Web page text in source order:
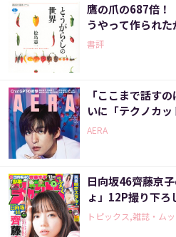
鷹の爪の687倍
うやって作られた
書評
「ここまで話す
いに「テクノカ
AERA
日向坂46齊藤京
ょ」12P撮り下ろ
トピックス,雑誌・ム